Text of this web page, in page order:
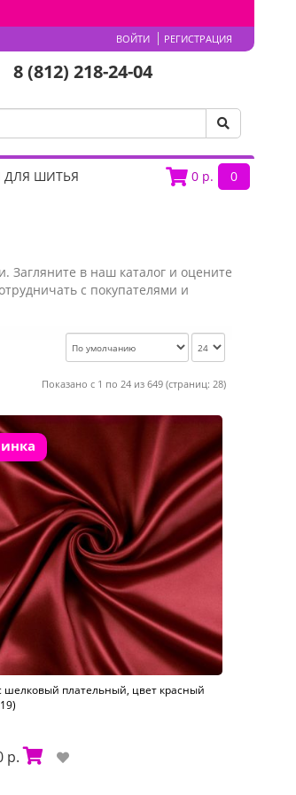
ВОЙТИ РЕГИСТРАЦИЯ
8 (812) 218-24-04
0 р. 0
ДЛЯ ШИТЬЯ
Загляните в наш каталог и оцените
с покупателями и
Показано с 1 по 24 из 649 (страниц: 28)
шелковый плательный, цвет красный
р.